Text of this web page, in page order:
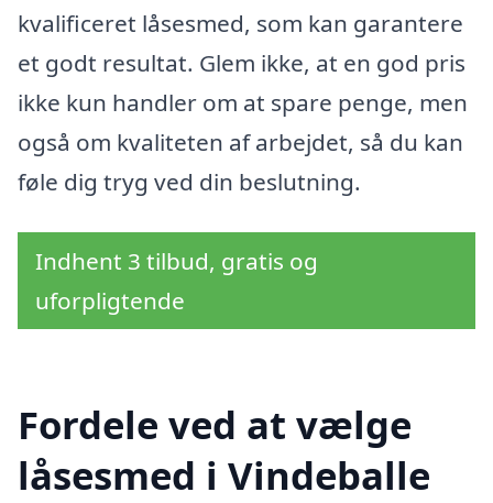
kvalificeret låsesmed, som kan garantere
et godt resultat. Glem ikke, at en god pris
ikke kun handler om at spare penge, men
også om kvaliteten af arbejdet, så du kan
føle dig tryg ved din beslutning.
Indhent 3 tilbud, gratis og
uforpligtende
Fordele ved at vælge
låsesmed i Vindeballe